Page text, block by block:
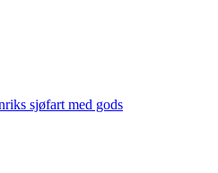
sjøfart med gods